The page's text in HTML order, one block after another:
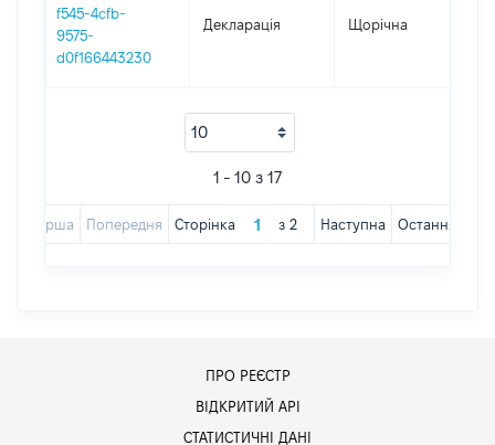
f545-4cfb-
9575-
d0f166443230
Декларація Щорічна
1 - 10 з 17
Перша Попередня Сторінка з 2 Наступна Остання
ПРО РЕЄСТР
ВІДКРИТИЙ АРІ
СТАТИСТИЧНІ ДАНІ